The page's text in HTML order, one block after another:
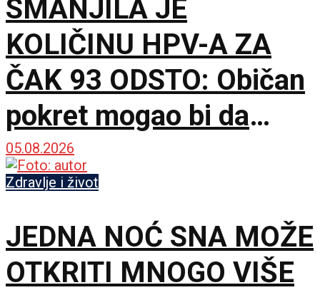
SMANJILA JE
KOLIČINU HPV-A ZA
ČAK 93 ODSTO: Običan
pokret mogao bi da
dobije sasvim novu
ulogu
05.08.2026
Zdravlje i život
JEDNA NOĆ SNA MOŽE
OTKRITI MNOGO VIŠE